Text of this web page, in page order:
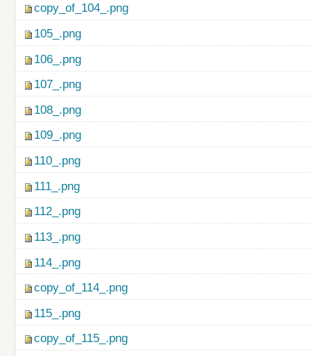
copy_of_104_.png
105_.png
106_.png
107_.png
108_.png
109_.png
110_.png
111_.png
112_.png
113_.png
114_.png
copy_of_114_.png
115_.png
copy_of_115_.png